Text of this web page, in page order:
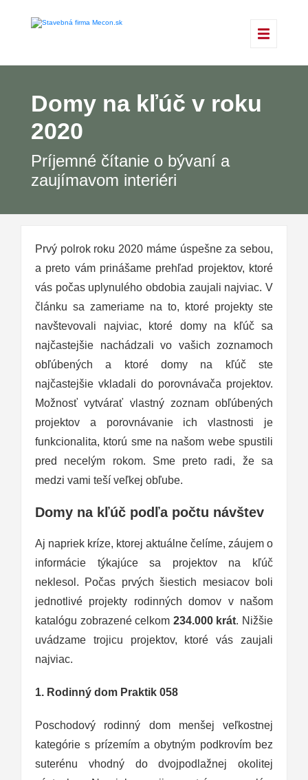
Domy na kľúč v roku
2020
Príjemné čítanie o bývaní a
zaujímavom interiéri
Prvý polrok roku 2020 máme úspešne za sebou,
a preto vám prinášame prehľad projektov, ktoré
vás počas uplynulého obdobia zaujali najviac. V
článku sa zameriame na to, ktoré projekty ste
navštevovali najviac, ktoré domy na kľúč sa
najčastejšie nachádzali vo vašich zoznamoch
obľúbených a ktoré domy na kľúč ste
najčastejšie vkladali do porovnávača projektov.
Možnosť vytvárať vlastný zoznam obľúbených
projektov a porovnávanie ich vlastnosti je
funkcionalita, ktorú sme na našom webe spustili
pred necelým rokom. Sme preto radi, že sa
medzi vami teší veľkej obľube.
Domy na kľúč podľa počtu návštev
Aj napriek kríze, ktorej aktuálne čelíme, záujem o
informácie týkajúce sa projektov na kľúč
neklesol. Počas prvých šiestich mesiacov boli
jednotlivé projekty rodinných domov v našom
katalógu zobrazené celkom 234.000 krát. Nižšie
uvádzame trojicu projektov, ktoré vás zaujali
najviac.
1. Rodinný dom Praktik 058
Poschodový rodinný dom menšej veľkostnej
kategórie s prízemím a obytným podkrovím bez
suterénu vhodný do dvojpodlažnej okolitej